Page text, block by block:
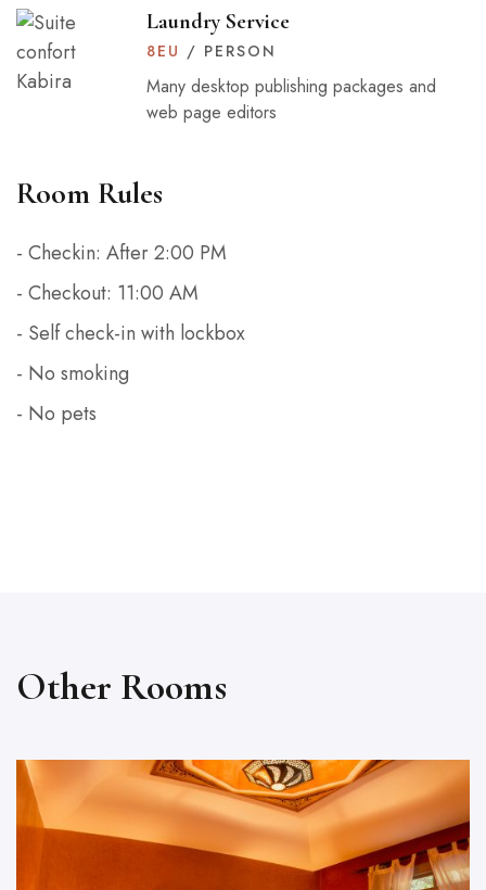
Laundry Service
8EU / PERSON
Many desktop publishing packages and
web page editors
Room Rules
- Checkin: After 2:00 PM
- Checkout: 11:00 AM
- Self check-in with lockbox
- No smoking
- No pets
Other Rooms